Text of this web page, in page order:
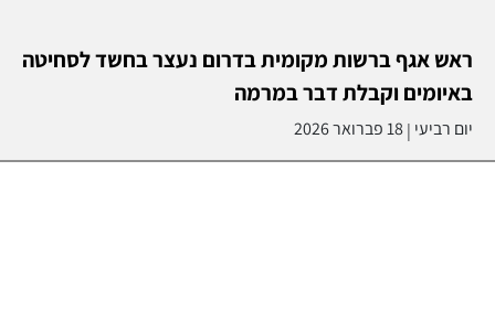
ראש אגף ברשות מקומית בדרום נעצר בחשד לסחיטה
באיומים וקבלת דבר במרמה
יום רביעי |18 פברואר 2026